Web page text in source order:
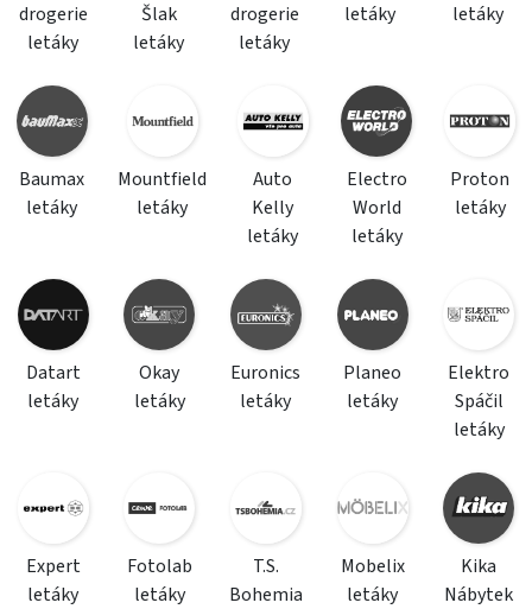
drogerie
letáky
Šlak
letáky
drogerie
letáky
letáky
letáky
Baumax
letáky
Mountfield
letáky
Auto
Kelly
letáky
Electro
World
letáky
Proton
letáky
Datart
letáky
Okay
letáky
Euronics
letáky
Planeo
letáky
Elektro
Spáčil
letáky
Expert
letáky
Fotolab
letáky
T.S.
Bohemia
Mobelix
letáky
Kika
Nábytek